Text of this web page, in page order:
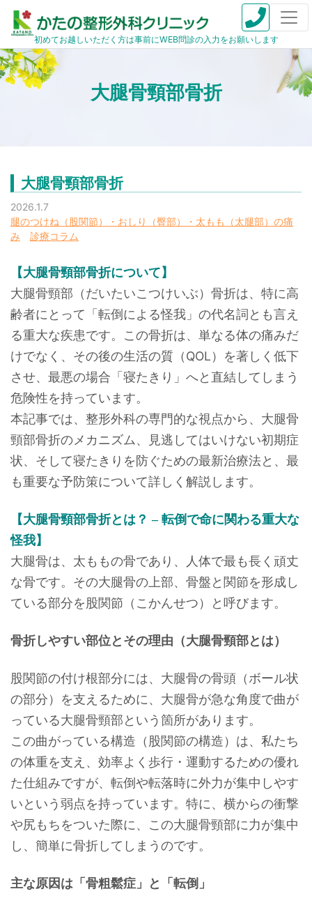
初めてお越しいただく方は事前にWEB問診の入力をお願いします
大腿骨頸部骨折
大腿骨頸部骨折
2026.1.7
腿のつけね（股関節）・おしり（臀部）・太もも（太腿部）の痛
み
診療コラム
【大腿骨頸部骨折について】
大腿骨頸部（だいたいこつけいぶ）骨折は、特に高
齢者にとって「転倒による怪我」の代名詞とも言え
る重大な疾患です。この骨折は、単なる体の痛みだ
けでなく、その後の生活の質（QOL）を著しく低下
させ、最悪の場合「寝たきり」へと直結してしまう
危険性を持っています。
本記事では、整形外科の専門的な視点から、大腿骨
頸部骨折のメカニズム、見逃してはいけない初期症
状、そして寝たきりを防ぐための最新治療法と、最
も重要な予防策について詳しく解説します。
【大腿骨頸部骨折とは？ – 転倒で命に関わる重大な
怪我】
大腿骨は、太ももの骨であり、人体で最も長く頑丈
な骨です。その大腿骨の上部、骨盤と関節を形成し
ている部分を股関節（こかんせつ）と呼びます。
骨折しやすい部位とその理由（大腿骨頸部とは）
股関節の付け根部分には、大腿骨の骨頭（ボール状
の部分）を支えるために、大腿骨が急な角度で曲が
っている大腿骨頸部という箇所があります。
この曲がっている構造（股関節の構造）は、私たち
の体重を支え、効率よく歩行・運動するための優れ
た仕組みですが、転倒や転落時に外力が集中しやす
いという弱点を持っています。特に、横からの衝撃
や尻もちをついた際に、この大腿骨頸部に力が集中
し、簡単に骨折してしまうのです。
主な原因は「骨粗鬆症」と「転倒」